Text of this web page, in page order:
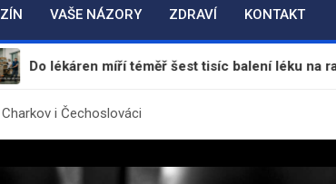
VAŠE NÁZORY ZDRAVÍ KONTAKT
míří téměř šest tisíc balení léku na rakovinu prsu
i Čechoslováci